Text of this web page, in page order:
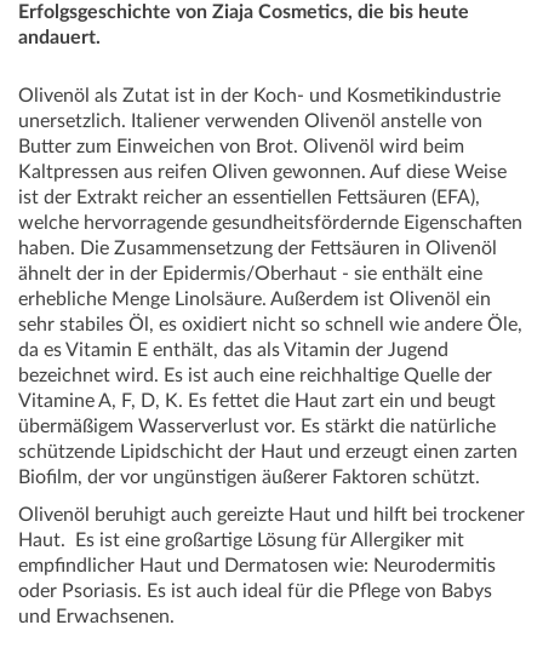
Erfolgsgeschichte von Ziaja Cosmetics, die bis heute
andauert.
Olivenöl als Zutat ist in der Koch- und Kosmetikindustrie
unersetzlich. Italiener verwenden Olivenöl anstelle von
Butter zum Einweichen von Brot. Olivenöl wird beim
Kaltpressen aus reifen Oliven gewonnen. Auf diese Weise
ist der Extrakt reicher an essentiellen Fettsäuren (EFA),
welche hervorragende gesundheitsfördernde Eigenschaften
haben. Die Zusammensetzung der Fettsäuren in Olivenöl
ähnelt der in der Epidermis/Oberhaut - sie enthält eine
erhebliche Menge Linolsäure. Außerdem ist Olivenöl ein
sehr stabiles Öl, es oxidiert nicht so schnell wie andere Öle,
da es Vitamin E enthält, das als Vitamin der Jugend
bezeichnet wird. Es ist auch eine reichhaltige Quelle der
Vitamine A, F, D, K. Es fettet die Haut zart ein und beugt
übermäßigem Wasserverlust vor. Es stärkt die natürliche
schützende Lipidschicht der Haut und erzeugt einen zarten
Biofilm, der vor ungünstigen äußerer Faktoren schützt.
Olivenöl beruhigt auch gereizte Haut und hilft bei trockener
Haut. Es ist eine großartige Lösung für Allergiker mit
empfindlicher Haut und Dermatosen wie: Neurodermitis
oder Psoriasis. Es ist auch ideal für die Pflege von Babys
und Erwachsenen.